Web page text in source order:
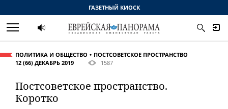
ПОЛИТИКА И ОБЩЕСТВО
ПОСТСОВЕТСКОЕ ПРОСТРАНСТВО
12 (66) ДЕКАБРЬ 2019
1587
Постсоветское пространство.
Коротко
ГАЗЕТНЫЙ КИОСК